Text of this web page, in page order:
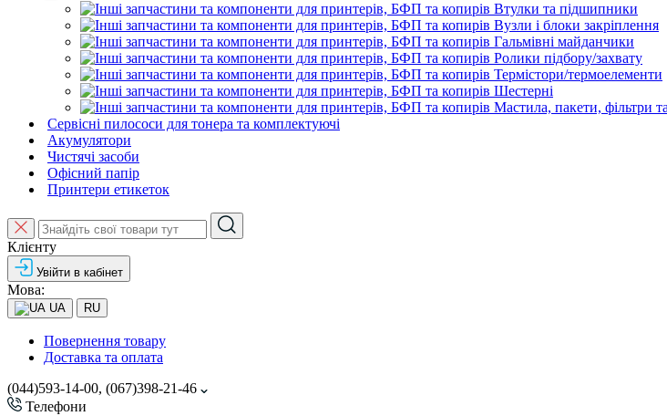
Втулки та підшипники
Вузли і блоки закріплення
Гальмівні майданчики
Ролики підбору/захвату
Термістори/термоелементи
Шестерні
Мастила, пакети, фільтри
Сервісні пилососи для тонера та комплектуючі
Акумулятори
Чистячі засоби
Офісний папір
Принтери етикеток
Клієнту
Увійти в кабінет
Мова:
UA RU
Повернення товару
Доставка та оплата
(044)593-14-00, (067)398-21-46
Телефони